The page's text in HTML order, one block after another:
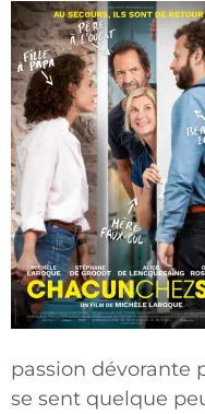
passion dévorante
se sent quelque